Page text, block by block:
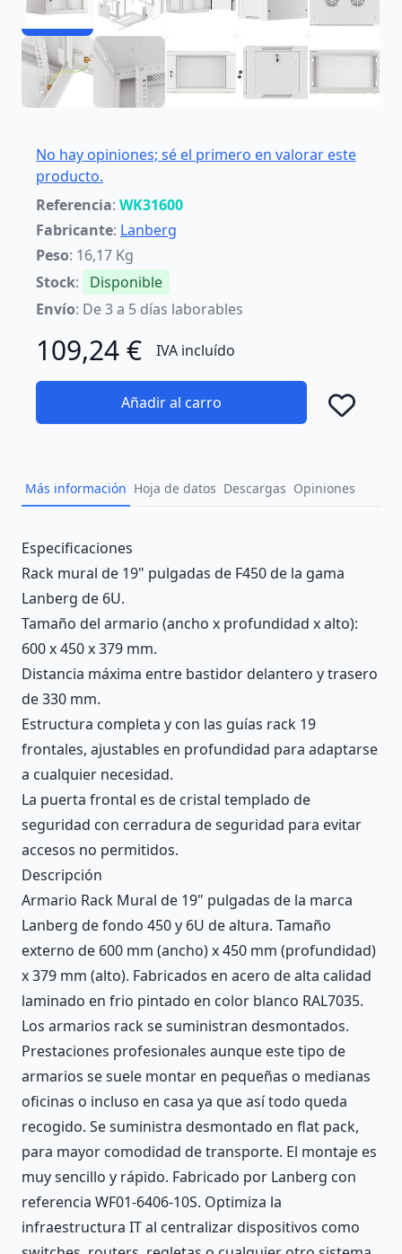
No hay opiniones; sé el primero en valorar este
producto.
Referencia: WK31600
Fabricante: Lanberg
Peso: 16,17 Kg
Stock:
Disponible
Envío: De 3 a 5 días laborables
109,24 € IVA incluído
Añadir al carro
Más información Hoja de datos Descargas Opiniones
Description
Especificaciones
Rack mural de 19" pulgadas de F450 de la gama
Lanberg de 6U.
Tamaño del armario (ancho x profundidad x alto):
600 x 450 x 379 mm.
Distancia máxima entre bastidor delantero y trasero
de 330 mm.
Estructura completa y con las guías rack 19
frontales, ajustables en profundidad para adaptarse
a cualquier necesidad.
La puerta frontal es de cristal templado de
seguridad con cerradura de seguridad para evitar
accesos no permitidos.
Descripción
Armario Rack Mural de 19" pulgadas de la marca
Lanberg de fondo 450 y 6U de altura. Tamaño
externo de 600 mm (ancho) x 450 mm (profundidad)
x 379 mm (alto). Fabricados en acero de alta calidad
laminado en frio pintado en color blanco RAL7035.
Los armarios rack se suministran desmontados.
Prestaciones profesionales aunque este tipo de
armarios se suele montar en pequeñas o medianas
oficinas o incluso en casa ya que así todo queda
recogido. Se suministra desmontado en flat pack,
para mayor comodidad de transporte. El montaje es
muy sencillo y rápido. Fabricado por Lanberg con
referencia WF01-6406-10S. Optimiza la
infraestructura IT al centralizar dispositivos como